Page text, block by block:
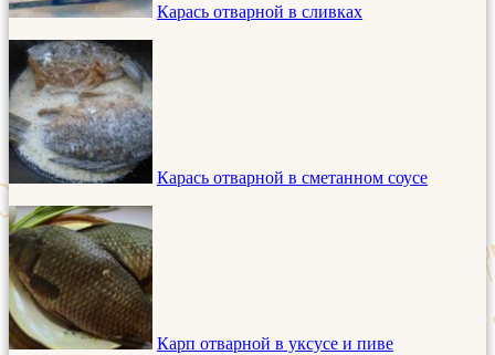
Карась отварной в сливках
Карась отварной в сметанном соусе
Карп отварной в уксусе и пиве